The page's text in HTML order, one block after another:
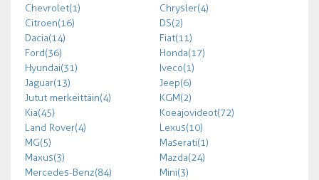
Chevrolet (1)
Chrysler (4)
Citroen (16)
DS (2)
Dacia (14)
Fiat (11)
Ford (36)
Honda (17)
Hyundai (31)
Iveco (1)
Jaguar (13)
Jeep (6)
Jutut merkeittäin (4)
KGM (2)
Kia (45)
Koeajovideot (72)
Land Rover (4)
Lexus (10)
MG (5)
Maserati (1)
Maxus (3)
Mazda (24)
Mercedes-Benz (84)
Mini (3)